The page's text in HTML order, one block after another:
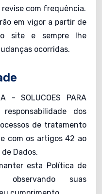
revise com frequência.
em vigor a partir de
site e sempre lhe
ocorridas.
- SOLUCOES PARA
dos
de tratamento
com os artigos 42 ao
Dados.
esta Política de
observando suas